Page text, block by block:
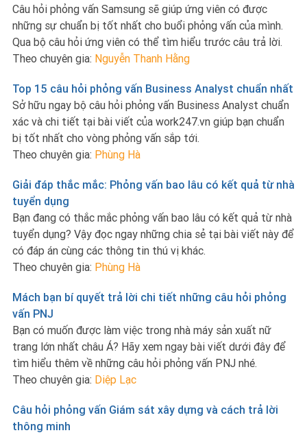
Câu hỏi phỏng vấn Samsung sẽ giúp ứng viên có được
những sự chuẩn bị tốt nhất cho buổi phỏng vấn của mình.
Qua bộ câu hỏi ứng viên có thể tìm hiểu trước câu trả lời.
Theo chuyên gia: Nguyễn Thanh Hằng
Top 15 câu hỏi phỏng vấn Business Analyst chuẩn nhất
Sở hữu ngay bộ câu hỏi phỏng vấn Business Analyst chuẩn
xác và chi tiết tại bài viết của work247.vn giúp bạn chuẩn
bị tốt nhất cho vòng phỏng vấn sắp tới.
Theo chuyên gia: Phùng Hà
Giải đáp thắc mắc: Phỏng vấn bao lâu có kết quả từ nhà
tuyển dụng
Bạn đang có thắc mắc phỏng vấn bao lâu có kết quả từ nhà
tuyển dụng? Vậy đọc ngay những chia sẻ tại bài viết này để
có đáp án cùng các thông tin thú vị khác.
Theo chuyên gia: Phùng Hà
Mách bạn bí quyết trả lời chi tiết những câu hỏi phỏng
vấn PNJ
Bạn có muốn được làm việc trong nhà máy sản xuất nữ
trang lớn nhất châu Á? Hãy xem ngay bài viết dưới đây để
tìm hiểu thêm về những câu hỏi phỏng vấn PNJ nhé.
Theo chuyên gia: Diệp Lạc
Câu hỏi phỏng vấn Giám sát xây dựng và cách trả lời
thông minh